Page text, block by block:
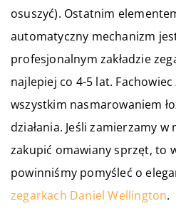
osuszyć). Ostatnim
automatyczny mechanizm
profesjonalnym zakładzie
najlepiej co 4-5 lat.
wszystkim nasmarowaniem
działania. Jeśli zamierzamy w
zakupić omawiany sprzęt, to
powinniśmy pomyśleć o
zegarkach Daniel Wellington.